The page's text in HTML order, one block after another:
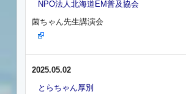
NPO法人北海道EM普及協会
菌ちゃん先生講演会
2025.05.02
とらちゃん厚別